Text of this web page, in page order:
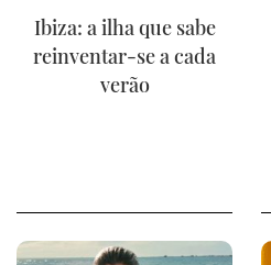
Ibiza: a ilha que sabe
reinventar-se a cada
verão